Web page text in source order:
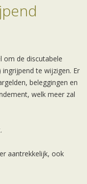
om de discutabele
ingrijpend te wijzigen. Er
beleggingen en
welk meer zal
aantrekkelijk, ook